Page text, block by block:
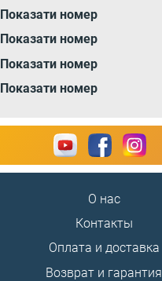
Показати номер
Показати номер
Показати номер
Показати номер
О нас
Контакты
Оплата и доставка
Возврат и гарантия